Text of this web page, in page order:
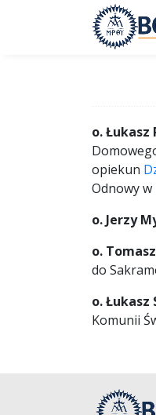
o. Łukasz
opiekun
Odnowy w
o. Jerzy
o.
do
o. Łukasz
Komunii